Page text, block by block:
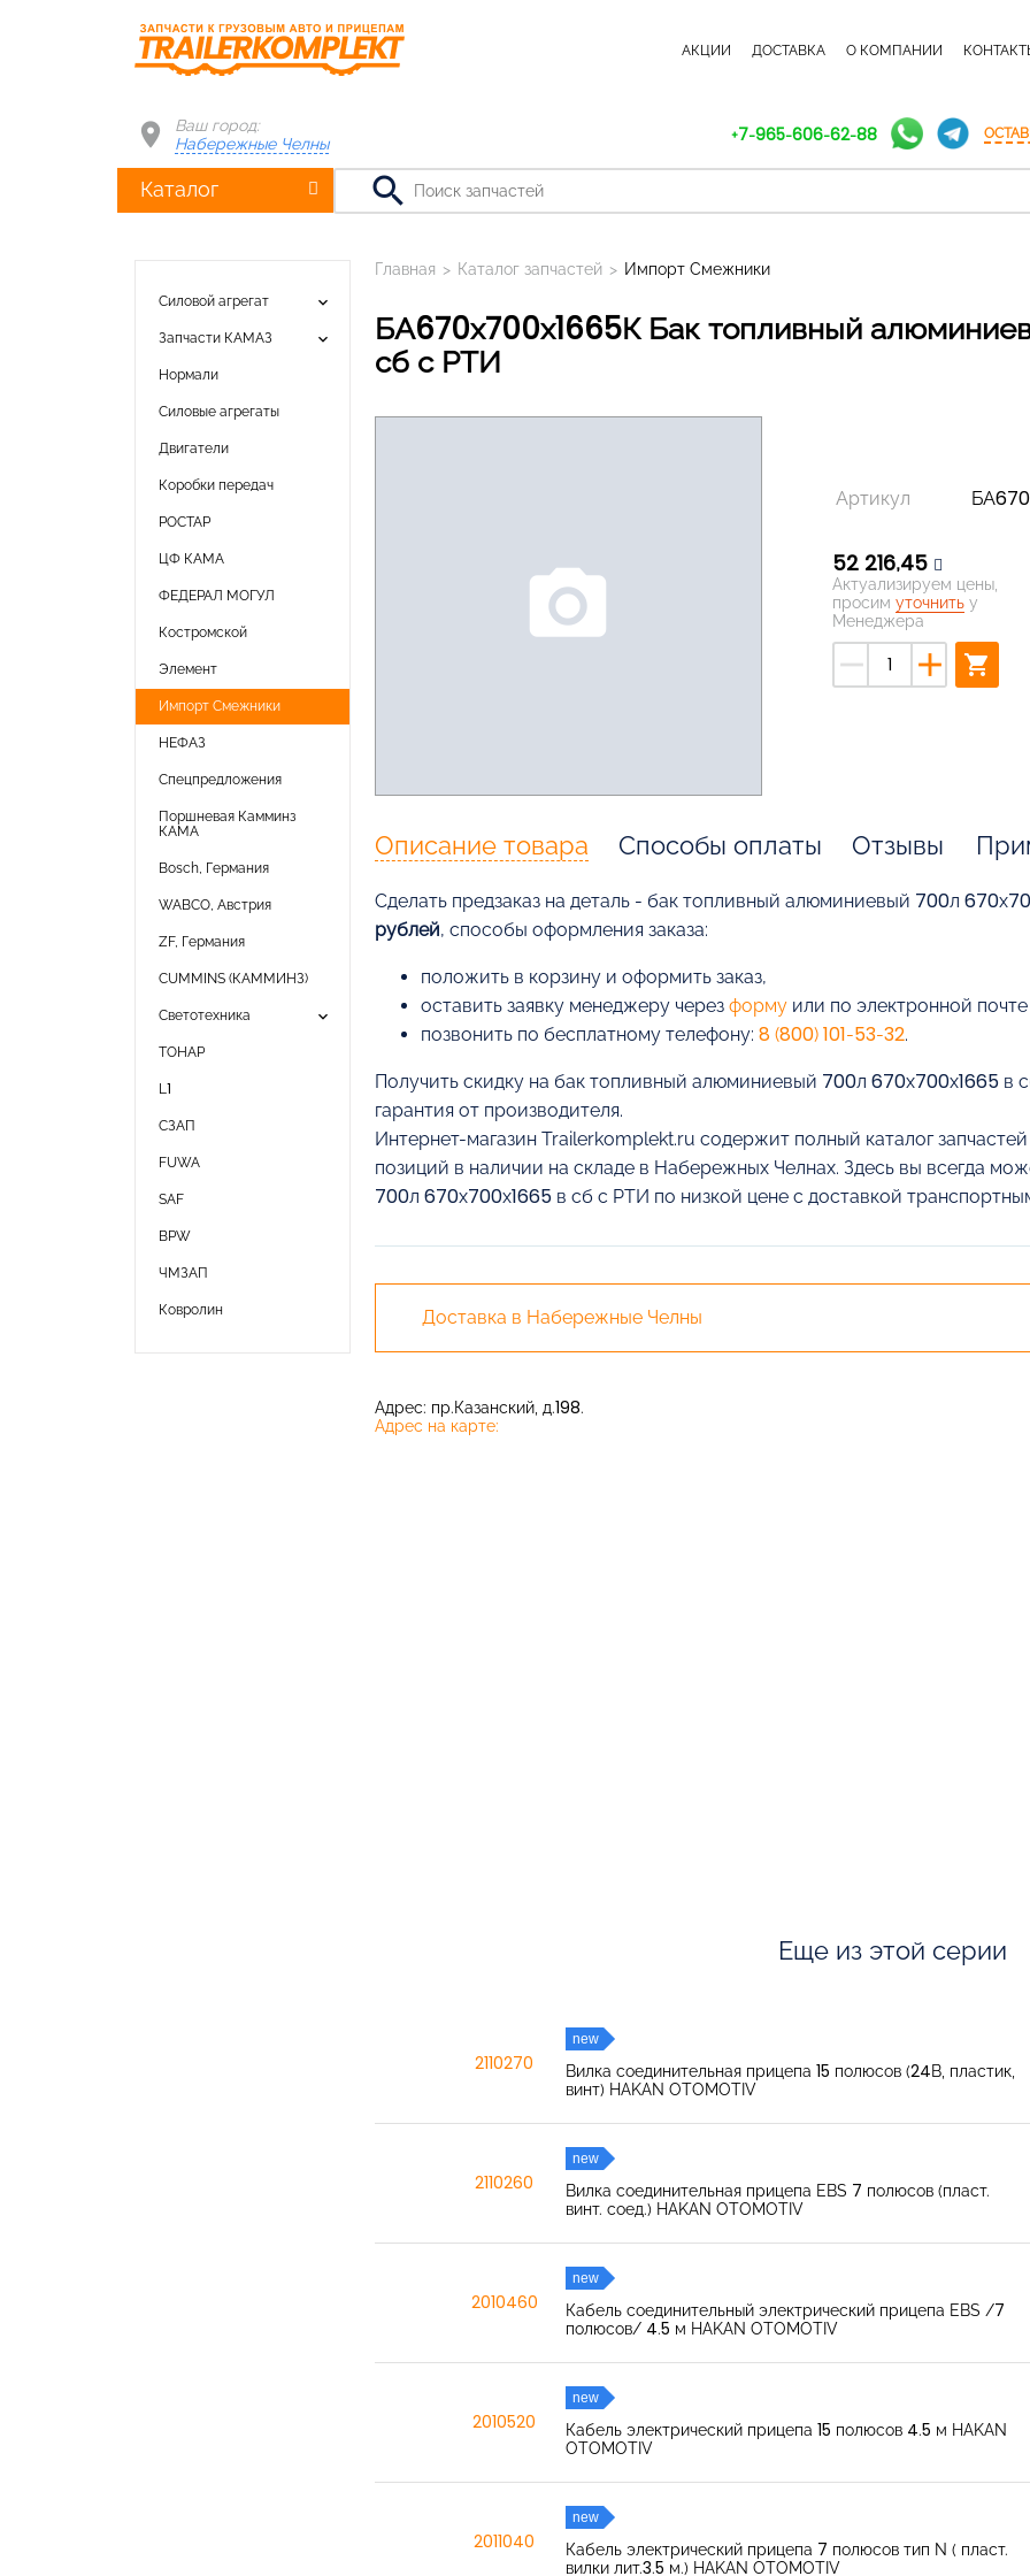
АКЦИИ ДОСТАВКА О КОМПАНИИ
Ваш город:
Набережные Челны
+7-965-606-62-88
Каталог search
Силовой агрегат keyboard_arrow_down
Запчасти КАМАЗ keyboard_arrow_down
Нормали
Силовые агрегаты
Двигатели
Коробки передач
РОСТАР
ЦФ КАМА
ФЕДЕРАЛ МОГУЛ
Костромской
Элемент
Импорт Смежники
НЕФАЗ
Спецпредложения
Поршневая Камминз
КАМА
Bosch, Германия
WABCO, Австрия
ZF, Германия
CUMMINS (КАММИНЗ)
Светотехника keyboard_arrow_down
ТОНАР
L1
СЗАП
FUWA
SAF
BPW
ЧМЗАП
Ковролин
Главная > Каталог запчастей > Импорт Смежники
БА670х700х1665К Бак топливный алюминиевый 700л 670х700х1665 в
сб с РТИ
photo_camera
Артикул
52 216,45
Актуализируем цены,
просим уточнитьу
Менеджера
remove add shopping_cart
Описание товара Способы оплаты Отзывы
Cделать предзаказ на деталь - бак топливный алюминиевый 700л
рублей, способы оформления заказа:
положить в корзину и оформить заказ,
оставить заявку менеджеру через формуили по электронной почте
позвонить по бесплатному телефону: 8 (800) 101-53-32.
Получить скидку на бак топливный алюминиевый 700л 670х700х1665 в
гарантия от производителя.
Интернет-магазин Trailerkomplekt.ru содержит полный каталог
позиций в наличии на складе в Набережных Челнах. Здесь вы всегда
700л 670х700х1665 в сб с РТИ по низкой цене с доставкой
Доставка в Набережные Челны
Адрес: пр.Казанский, д.198.
Адрес на карте:
Еще из этой серии
2110270
new
Вилка соединительная прицепа 15 полюсов (24В, пластик,
винт) HAKAN OTOMOTIV
2110260
new
Вилка соединительная прицепа EBS 7 полюсов (пласт.
винт. соед.) HAKAN OTOMOTIV
2010460
new
Кабель соединительный электрический прицепа EBS /7
полюсов/ 4.5 м HAKAN OTOMOTIV
2010520
new
Кабель электрический прицепа 15 полюсов 4.5 м HAKAN
OTOMOTIV
2011040
new
Кабель электрический прицепа 7 полюсов тип N ( пласт.
вилки лит.3.5 м.) HAKAN OTOMOTIV